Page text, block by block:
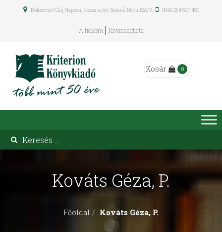
Kolozsvár/Cluj Napoca, Rózsa u./str. Samuil Micu 12A/3 0040 264 597 450
A fiókom Kívánságlista
Kosár 0
Kováts Géza, P.
Főoldal Kováts Géza, P.